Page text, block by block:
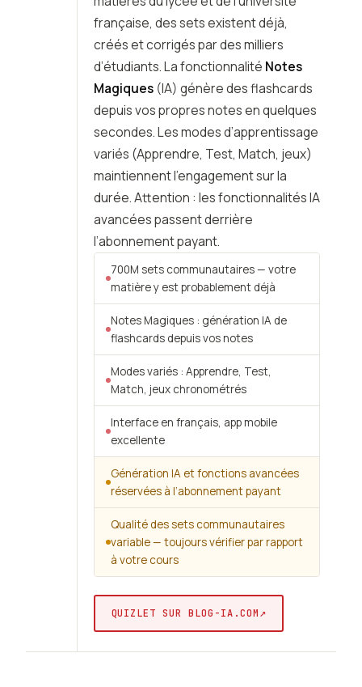
française, des sets existent déjà,
créés et corrigés par des milliers
d’étudiants. La fonctionnalité Notes
Magiques (IA) génère des flashcards
depuis vos propres notes en quelques
secondes. Les modes d’apprentissage
variés (Apprendre, Test, Match, jeux)
maintiennent l’engagement sur la
durée. Attention : les fonctionnalités IA
avancées passent derrière
l’abonnement payant.
700M sets communautaires — votre
matière y est probablement déjà
Notes Magiques : génération IA de
flashcards depuis vos notes
Modes variés : Apprendre, Test,
Match, jeux chronométrés
Interface en français, app mobile
excellente
Génération IA et fonctions avancées
réservées à l’abonnement payant
Qualité des sets communautaires
variable — toujours vérifier par rapport
à votre cours
QUIZLET SUR BLOG-IA.COM↗